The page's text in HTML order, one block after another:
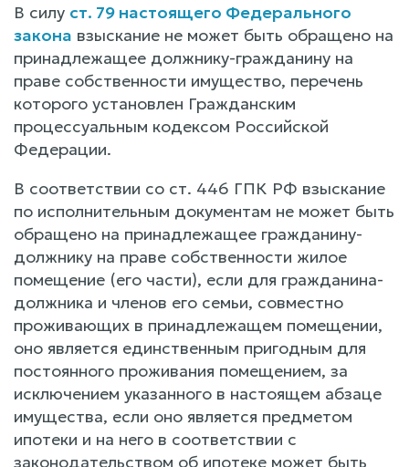
В силу ст. 79 настоящего Федерального
закона взыскание не может быть обращено на
принадлежащее должнику-гражданину на
праве собственности имущество, перечень
которого установлен Гражданским
процессуальным кодексом Российской
Федерации.
В соответствии со ст. 446 ГПК РФ взыскание
по исполнительным документам не может быть
обращено на принадлежащее гражданину-
должнику на праве собственности жилое
помещение (его части), если для гражданина-
должника и членов его семьи, совместно
проживающих в принадлежащем помещении,
оно является единственным пригодным для
постоянного проживания помещением, за
исключением указанного в настоящем абзаце
имущества, если оно является предметом
ипотеки и на него в соответствии с
законодательством об ипотеке может быть